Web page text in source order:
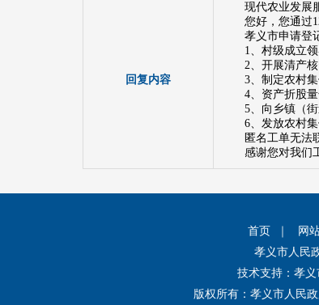
回复内容
现代农业发展
您好，您通过
孝义市申请登
1、村级成立领
2、开展清产
3、制定农村
4、资产折股量
5、向乡镇（
6、发放农村
匿名工单无法
感谢您对我们
首页 网
孝义市人民
技术支持：孝
版权所有：孝义市人民